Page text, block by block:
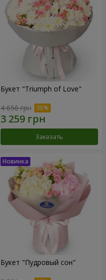
Букет "Triumph of Love"
4 656 грн
Заказать
Букет "Пудровый сон"